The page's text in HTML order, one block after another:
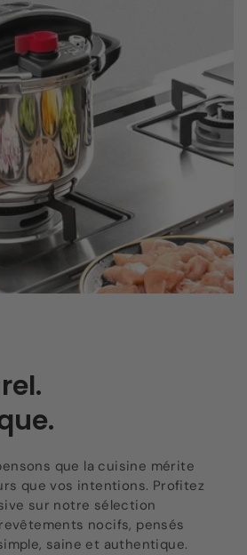
que la cuisine mérite
que vos intentions. Profitez
sur notre sélection
nocifs, pensés
saine et authentique.